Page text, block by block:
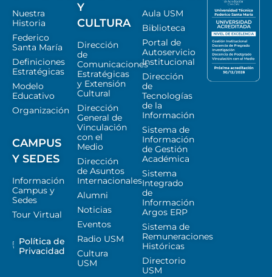
Nuestra
Historia
Federico
Santa María
Definiciones
Estratégicas
Modelo
Educativo
Organización
CAMPUS
Y SEDES
Información
Campus y
Sedes
Tour Virtual
Política de
Privacidad
Y
CULTURA
Dirección
de
Comunicaciones
Estratégicas
y Extensión
Cultural
Dirección
General de
Vinculación
con el
Medio
Dirección
de Asuntos
Internacionales
Alumni
Noticias
Eventos
Radio USM
Cultura
USM
Aula USM
Biblioteca
Portal de
Autoservicio
Institucional
Dirección
de
Tecnologías
de la
Información
Sistema de
Información
de Gestión
Académica
Sistema
Integrado
de
Información
Argos ERP
Sistema de
Remuneraciones
Históricas
Directorio
USM